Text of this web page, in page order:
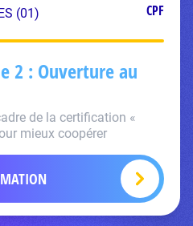
(01) CPF
2 : Ouverture au
de la certification «
mieux coopérer